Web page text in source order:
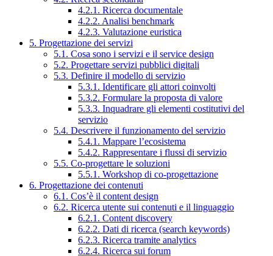
4.2.1. Ricerca documentale
4.2.2. Analisi benchmark
4.2.3. Valutazione euristica
5. Progettazione dei servizi
5.1. Cosa sono i servizi e il service design
5.2. Progettare servizi pubblici digitali
5.3. Definire il modello di servizio
5.3.1. Identificare gli attori coinvolti
5.3.2. Formulare la proposta di valore
5.3.3. Inquadrare gli elementi costitutivi del
servizio
5.4. Descrivere il funzionamento del servizio
5.4.1. Mappare l’ecosistema
5.4.2. Rappresentare i flussi di servizio
5.5. Co-progettare le soluzioni
5.5.1. Workshop di co-progettazione
6. Progettazione dei contenuti
6.1. Cos’è il content design
6.2. Ricerca utente sui contenuti e il linguaggio
6.2.1. Content discovery
6.2.2. Dati di ricerca (search keywords)
6.2.3. Ricerca tramite analytics
6.2.4. Ricerca sui forum